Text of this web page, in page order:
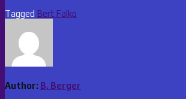
Tagged Bert Falko
Author: B. Berger